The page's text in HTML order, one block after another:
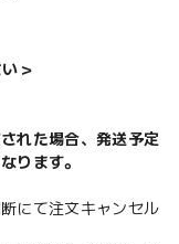
＞
れた場合、発送予定
ります。
にて注文キャンセル